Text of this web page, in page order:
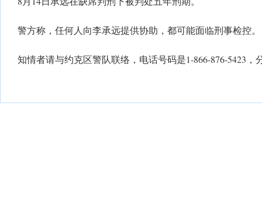
警方称，任何人向李承远提供协助，都可能面临刑事检控。
知情者请与约克区警队联络，电话号码是1-866-876-5423，